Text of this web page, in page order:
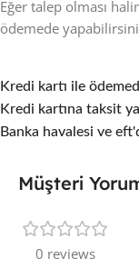
Eğer talep olması
ödemede
Kredi kartı ile
Kredi kartına taksit
Banka havalesi ve
Müşteri
0 reviews